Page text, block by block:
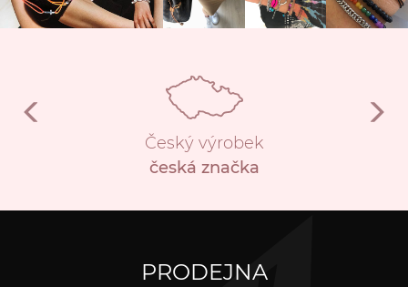
Český výrobek
česká značka
PRODEJNA